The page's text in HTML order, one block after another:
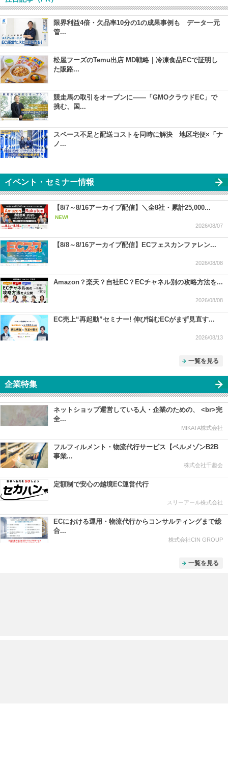
限界利益4倍・欠品率10分の1の成果事例も データ一元
管...
松屋フーズのTemu出店 MD戦略｜冷凍食品ECで証明し
た販路...
競走馬の取引をオープンに――「GMOクラウドEC」で
挑む、国...
スペース不足と配送コストを同時に解決 地区宅便×「ナ
ノ...
イベント・セミナー情報
【8/7～8/16アーカイブ配信】＼全8社・累計25,000...
NEW!
2026/08/07
【8/8～8/16アーカイブ配信】ECフェスカンファレン...
2026/08/08
Amazon？楽天？自社EC？ECチャネル別の攻略方法を...
2026/08/08
EC売上“再起動”セミナー! 伸び悩むECがまず見直す...
2026/08/13
一覧を見る
企業特集
ネットショップ運営している人・企業のための、 <br>完
全...
MIKATA株式会社
フルフィルメント・物流代行サービス【ベルメゾンB2B
事業...
株式会社千趣会
定額制で安心の越境EC運営代行
スリーアール株式会社
ECにおける運用・物流代行からコンサルティングまで総
合...
株式会社CIN GROUP
一覧を見る